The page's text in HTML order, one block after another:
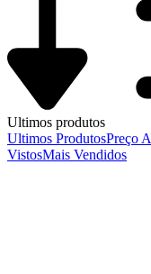
Ultimos produtos
Ultimos ProdutosPreço
VistosMais Vendidos